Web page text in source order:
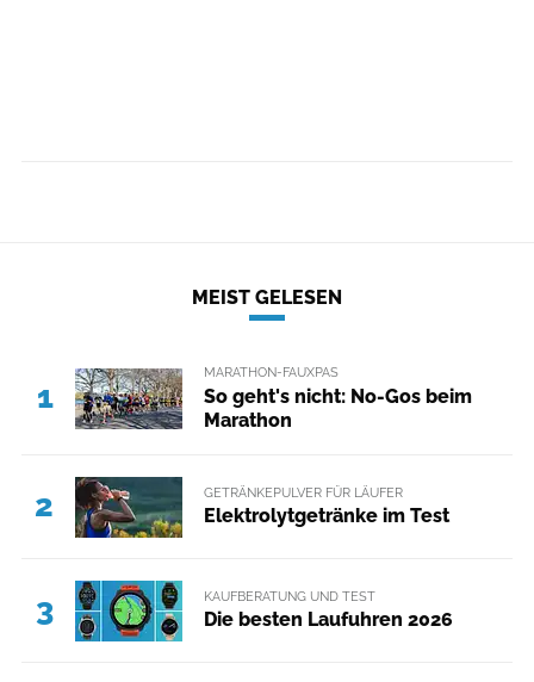
MEIST GELESEN
1
MARATHON-FAUXPAS
So geht's nicht: No-Gos beim
Marathon
2 GETRÄNKEPULVER FÜR LÄUFER
Elektrolytgetränke im Test
3 KAUFBERATUNG UND TEST
Die besten Laufuhren 2026